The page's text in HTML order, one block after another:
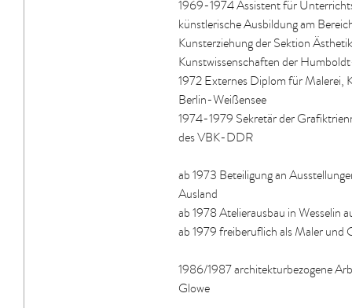
1969-1974 Assistent für
künstlerische Ausbildung am
Kunsterziehung der Sektion
Kunstwissenschaften der
1972 Externes Diplom für Malerei,
Berlin-Weißensee
1974-1979 Sekretär der
des VBK-DDR
ab 1973 Beteiligung an
Ausland
ab 1978 Atelierausbau in Wesselin
ab 1979 freiberuflich als Maler und
1986/1987 architekturbezogene
Glowe